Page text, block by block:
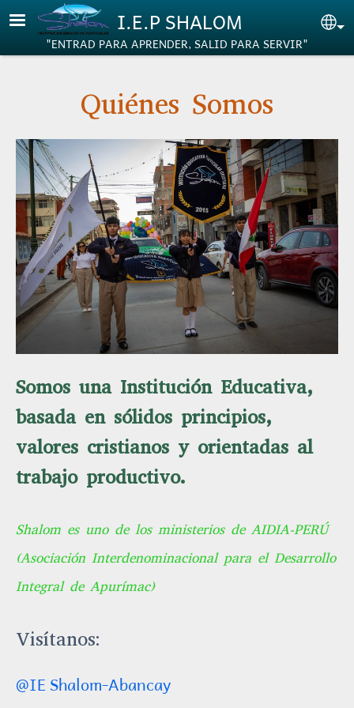
Pasar al contenido principal
I.E.P SHALOM
"ENTRAD PARA APRENDER, SALID PARA SERVIR"
Quiénes Somos
Somos una Institución Educativa,
basada en sólidos principios,
valores cristianos y orientadas al
trabajo productivo.
Shalom es uno de los ministerios de AIDIA-PERÚ
(Asociación Interdenominacional para el Desarrollo
Integral de Apurímac)
Visítanos:
@IE Shalom-Abancay